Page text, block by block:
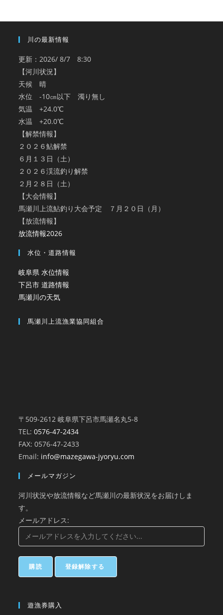
川の最新情報
更新：2026/ 8/7 8:30
【河川状況】
天候 晴
水位 -10㎝以下 濁り無し
気温 +24.0℃
水温 +20.0℃
【解禁情報】
２０２６鮎解禁
６月１３日（土）
２０２６渓流釣り解禁
２月２８日（土）
【大会情報】
馬瀬川上流鮎釣り大会予定 ７月２０日（月）
【放流情報】
放流情報2026
水位・道路情報
岐阜県 水位情報
下呂市 道路情報
馬瀬川の天気
馬瀬川上流漁業協同組合
〒509-2612 岐阜県下呂市馬瀬名丸5-8
TEL:0576-47-2434
FAX: 0576-47-2433
Email: info@mazegawa-jyoryu.com
メールマガジン
河川状況や放流情報など馬瀬川の最新状況をお届けしま
す。
メールアドレス:
遊漁券購入